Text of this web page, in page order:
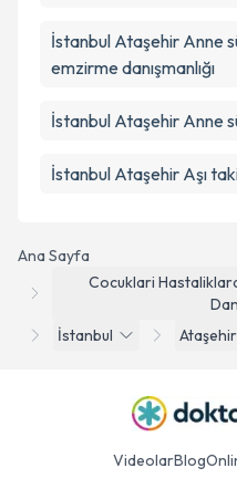
Ana Sayfa
Cocuklari
İstanbul
Ataşehir
İstanbul Ataşehir Anne
emzirme danışmanlığı
İstanbul Ataşehir Anne
İstanbul Ataşehir Aşı
VideolarBlog